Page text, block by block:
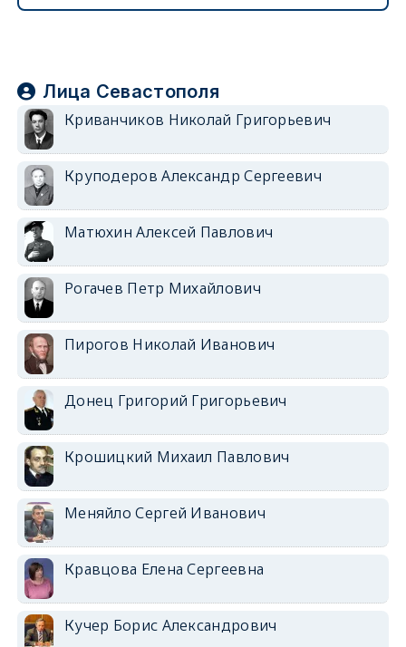
Лица Севастополя
Криванчиков Николай Григорьевич
Круподеров Александр Сергеевич
Матюхин Алексей Павлович
Рогачев Петр Михайлович
Пирогов Николай Иванович
Донец Григорий Григорьевич
Крошицкий Михаил Павлович
Меняйло Сергей Иванович
Кравцова Елена Сергеевна
Кучер Борис Александрович